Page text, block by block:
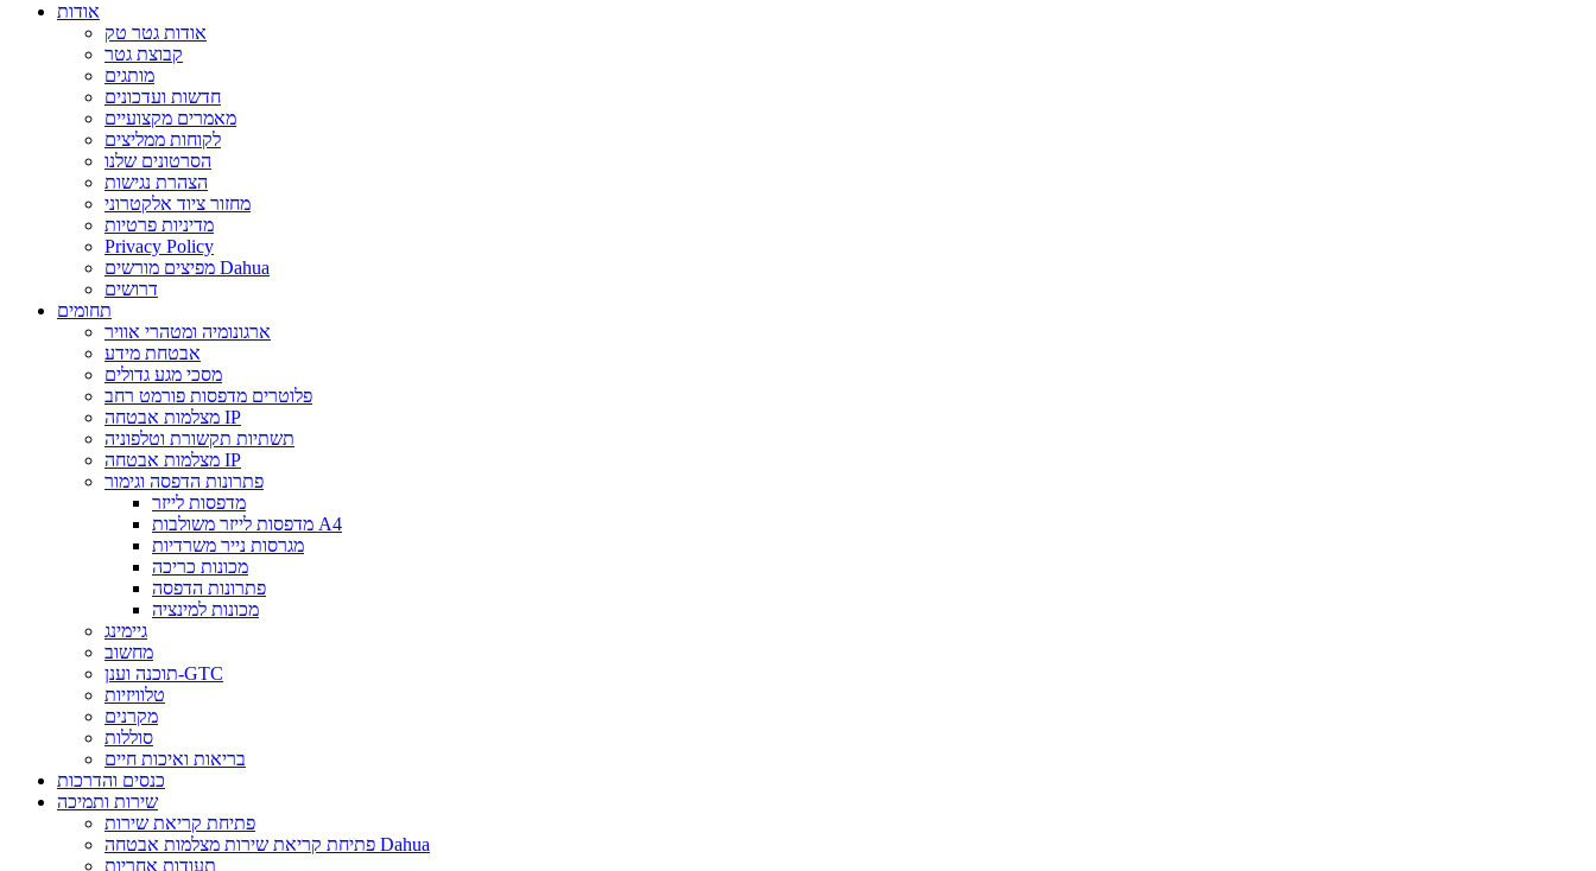
אודות
אודות גטר טק
קבוצת גטר
מותגים
חדשות ועדכונים
מאמרים מקצועיים
לקוחות ממליצים
הסרטונים שלנו
הצהרת נגישות
מחזור ציוד אלקטרוני
מדיניות פרטיות
Privacy Policy
מפיצים מורשים Dahua
דרושים
תחומים
ארגונומיה ומטהרי אוויר
אבטחת מידע
מסכי מגע גדולים
פלוטרים מדפסות פורמט רחב
מצלמות אבטחה IP
תשתיות תקשורת וטלפוניה
מצלמות אבטחה IP
פתרונות הדפסה וגימור
מדפסות לייזר
מדפסות לייזר משולבות A4
מגרסות נייר משרדיות
מכונות כריכה
פתרונות הדפסה
מכונות למינציה
גיימינג
מחשוב
תוכנה וענן-GTC
טלוויזיות
מקרנים
סוללות
בריאות ואיכות חיים
כנסים והדרכות
שירות ותמיכה
פתיחת קריאת שירות
פתיחת קריאת שירות מצלמות אבטחה Dahua
תעודות אחריות